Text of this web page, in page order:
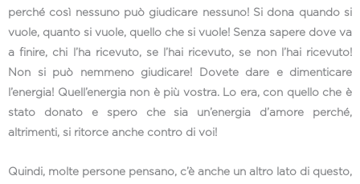
perché così nessuno può giudicare nessuno! Si dona quando si
vuole, quanto si vuole, quello che si vuole! Senza sapere dove va
a finire, chi l’ha ricevuto, se l’hai ricevuto, se non l’hai ricevuto!
Non si può nemmeno giudicare! Dovete dare e dimenticare
l’energia! Quell’energia non è più vostra. Lo era, con quello che è
stato donato e spero che sia un’energia d’amore perché,
altrimenti, si ritorce anche contro di voi!
Quindi, molte persone pensano, c’è anche un altro lato di questo,